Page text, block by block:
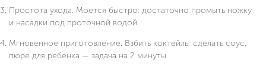
Простота ухода. Моется быстро: достаточно промыть ножку
и насадки под проточной водой.
Мгновенное приготовление. Взбить коктейль, сделать соус,
пюре для ребенка — задача на 2 минуты.